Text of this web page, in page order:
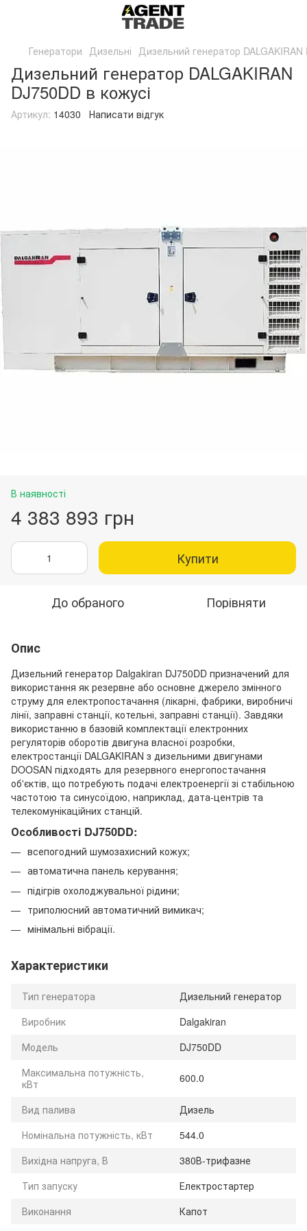
Генератори Дизельні Дизельний генератор DALGAKIRAN
Дизельний генератор DALGAKIRAN
DJ750DD в кожусі
Артикул: 14030 Написати відгук
В наявності
4 383 893 грн
Купити
До обраного Порівняти
Опис
Дизельний генератор Dalgakiran DJ750DD призначений для
використання як резервне або основне джерело змінного
струму для електропостачання (лікарні, фабрики, виробничі
лінії, заправні станції, котельні, заправні станції). Завдяки
використанню в базовій комплектації електронних
регуляторів оборотів двигуна власної розробки,
електростанції DALGAKIRAN з дизельними двигунами
DOOSAN підходять для резервного енергопостачання
об'єктів, що потребують подачі електроенергії зі стабільною
частотою та синусоїдою, наприклад, дата-центрів та
телекомунікаційних станцій.
Особливості DJ750DD:
всепогодний шумозахисний кожух;
автоматична панель керування;
підігрів охолоджувальної рідини;
триполюсний автоматичний вимикач;
мінімальні вібрації.
Характеристики
Тип генератора
Дизельний генератор
Виробник
Dalgakiran
Модель
DJ750DD
Максимальна потужність,
кВт
600.0
Вид палива
Дизель
Номінальна потужність, кВт
544.0
Вихідна напруга, В
380В-трифазне
Тип запуску
Електростартер
Виконання
Капот